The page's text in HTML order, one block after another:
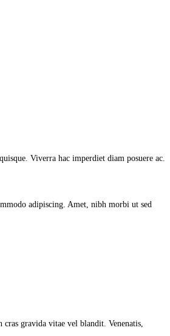
Viverra hac imperdiet diam posuere ac.
adipiscing. Amet, nibh morbi ut sed
gravida vitae vel blandit. Venenatis,